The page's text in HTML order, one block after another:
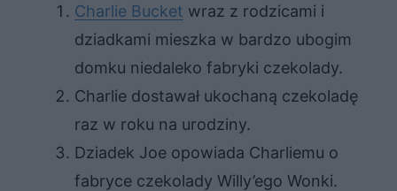
Charlie Bucket wraz z rodzicami i
dziadkami mieszka w bardzo ubogim
domku niedaleko fabryki czekolady.
Charlie dostawał ukochaną czekoladę
raz w roku na urodziny.
Dziadek Joe opowiada Charliemu o
fabryce czekolady Willy’ego Wonki.